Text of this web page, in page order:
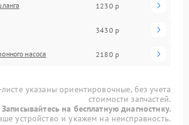
1230 р
3430 р
насоса 2180 р
указаны ориентировочные, без учета
стоимости запчастей.
Записывайтесь на бесплатную диагностику.
устройство и укажем на неисправность.